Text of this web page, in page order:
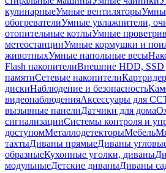
кулинарныеУмные вентиляторы
обогревателиУмные увлажнители,
отопительные котлыУмные
метеостанцииУмные кормушки и
животныхУмные напольные весы
Flash накопителиВнешние HDD, SSD
памятиСетевые накопители
дискиНаблюдение и безопасность
видеонаблюденияАксессуары для
вызывные панелиДатчики для дома
сигнализацииСистемы контроля и
доступомМеталлодетекторыМебель
тахтыДиваны прямыеДиваны
образныеКухонные уголки, диваны
модульныеДетские диваныДиваны